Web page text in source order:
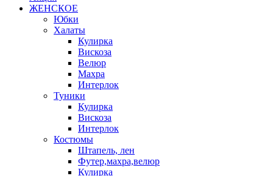
ЖЕНСКОЕ
Юбки
Халаты
Кулирка
Вискоза
Велюр
Махра
Интерлок
Туники
Кулирка
Вискоза
Интерлок
Костюмы
Штапель, лен
Футер,махра,велюр
Кулирка